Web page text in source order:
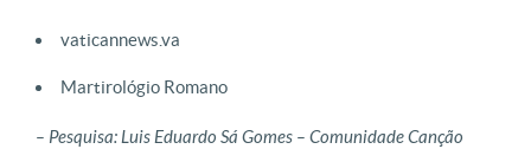
vaticannews.va
Martirológio Romano
– Pesquisa: Luis Eduardo Sá Gomes – Comunidade Canção